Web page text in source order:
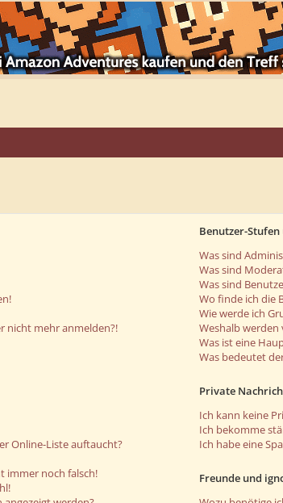
nicht mehr anmelden?!
Online-Liste auftaucht?
immer noch falsch!
Benutzer-
Was sind
Was sind
Was sind
Wo finde ich die
Wie werde ich
Weshalb
Was ist eine
Was bedeutet
Private
Ich kann keine
Ich bekomme
Ich habe eine
Freunde und